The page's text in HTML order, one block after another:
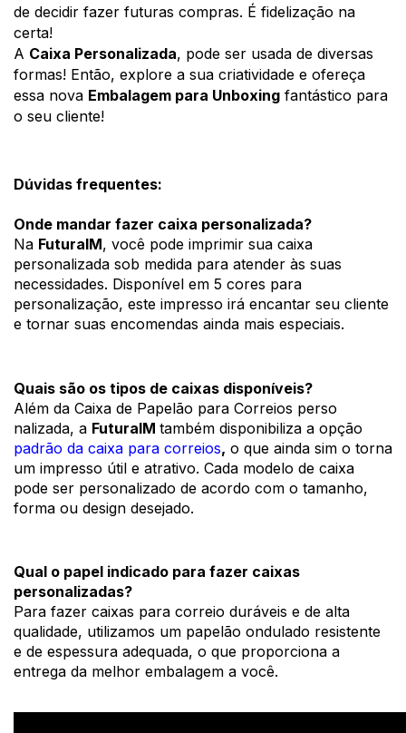
de decidir fazer futuras compras. É fidelização na
certa!
A Caixa Personalizada, pode ser usada de diversas
formas! Então, explore a sua criatividade e ofereça
essa nova Embalagem para Unboxing fantástico para
o seu cliente!
Dúvidas frequentes:
Onde mandar fazer caixa personalizada?
Na FuturaIM, você pode imprimir sua caixa
personalizada sob medida para atender às suas
necessidades. Disponível em 5 cores para
personalização, este impresso irá encantar seu cliente
e tornar suas encomendas ainda mais especiais.
Quais são os tipos de caixas disponíveis?
Além da Caixa de Papelão para Correios perso
nalizada, a FuturaIM
padrão da caixa para correios, o que ainda sim o torna
um impresso útil e atrativo. Cada modelo de caixa
pode ser personalizado de acordo com o tamanho,
forma ou design desejado.
Qual o papel indicado para fazer caixas
personalizadas?
Para fazer caixas para correio duráveis e de alta
qualidade, utilizamos um papelão ondulado resistente
e de espessura adequada, o que proporciona a
entrega da melhor embalagem a você.